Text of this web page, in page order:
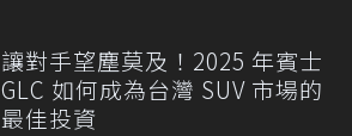
讓對手望塵莫及！2025 年賓士
GLC 如何成為台灣 SUV 市場的
最佳投資